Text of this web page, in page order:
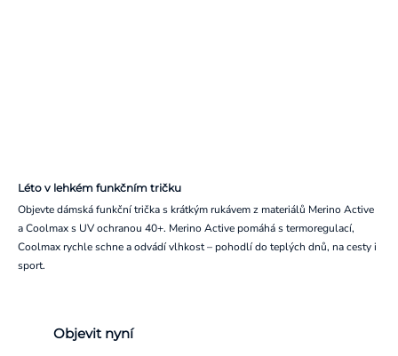
Léto v lehkém funkčním tričku
Objevte dámská funkční trička s krátkým rukávem z materiálů Merino Active
a Coolmax s UV ochranou 40+. Merino Active pomáhá s termoregulací,
Coolmax rychle schne a odvádí vlhkost – pohodlí do teplých dnů, na cesty i
sport.
Objevit nyní